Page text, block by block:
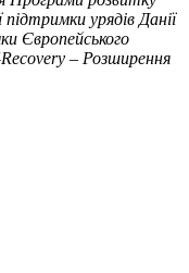
урядів Данії
Європейського
– Розширення